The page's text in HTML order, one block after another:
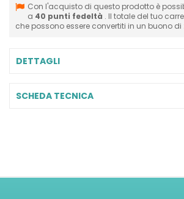
Con l'acquisto di questo prodotto è
a 40 punti fedeltà . Il totale del tuo
che possono essere convertiti in un buono di
DETTAGLI
SCHEDA TECNICA